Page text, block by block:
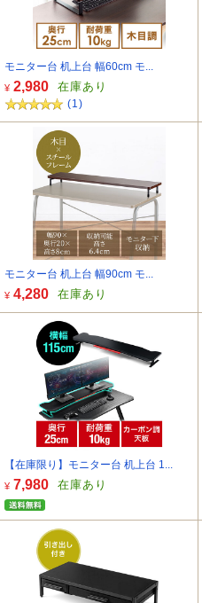
モニター台 机上台 幅60cm モ...
¥ 2,980 在庫あり
(1)
モニター台 机上台 幅90cm モ...
¥ 4,280 在庫あり
【在庫限り】モニター台 机上台 1...
¥ 7,980 在庫あり